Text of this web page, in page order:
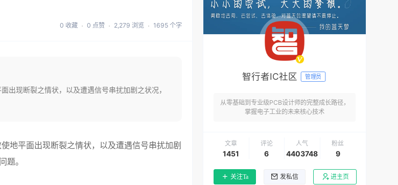
0 收藏 0 点赞 2,279 浏览 1695 个字
现断裂之情状，以及遭遇信号串扰加剧之状况，
地平面出现断裂之情状，以及遭遇信号串扰加剧
题。
智行者IC社区 管理员
从零基础到专业级PCB设计师的完整成长路径，
掌握电子工业的未来核心技术
文章
1451
评论
6
人气
4403748
粉丝
9
关注Ta 发私信 进主页